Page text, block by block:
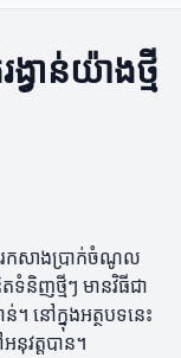
វាន់យ៉ាងថ្មី
ារកសាងប្រាក់ចំណូល
តទំនិញថ្មីៗ មានវិធីជា
។ នៅក្នុងអត្ថបទនេះ
នុវត្តបាន។